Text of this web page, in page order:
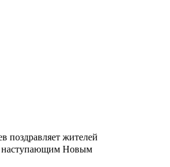
поздравляет жителей
наступающим Новым